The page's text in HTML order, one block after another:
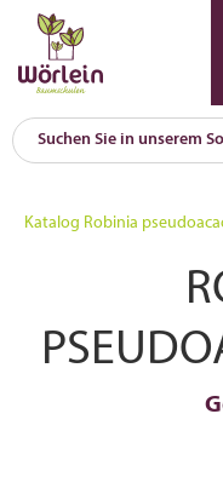
Katalog Robinia